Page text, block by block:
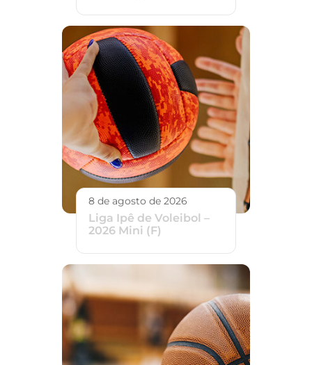
8 de agosto de 2026
Liga Ipê de Voleibol –
2026 Mini (F)